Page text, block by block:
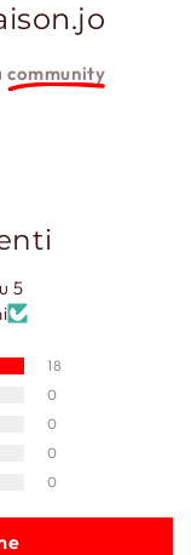
community
5
18
0
0
0
0